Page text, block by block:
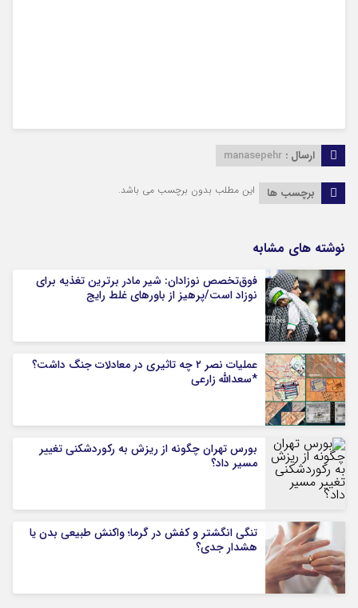
ارسال : manasepehr
برچسب ها این مطلب بدون برچسب می باشد.
نوشته های مشابه
فوق‌تخصص نوزادان: شیر مادر برترین تغذیه برای
نوزاد است/پرهیز از باورهای غلط رایج
عملیات نصر ۲ چه تاثیری در معادلات جنگ داشت؟
*سعدالله زارعی
بورس تهران چگونه از ریزش به رکوردشکنی تغییر
مسیر داد؟
تنگی انگشتر و کفش در گرما؛ واکنش طبیعی بدن یا
هشدار جدی؟